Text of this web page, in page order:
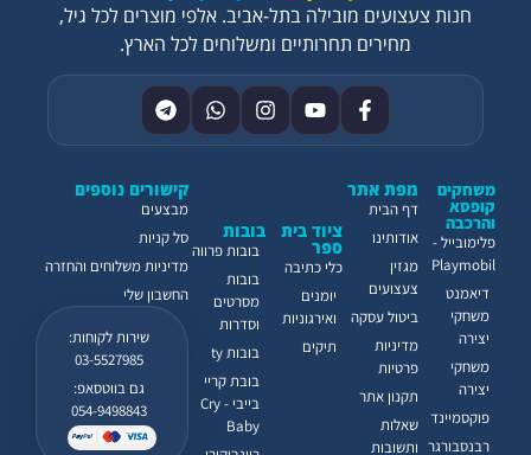
קישורים נוספים
מבצעים
סל קניות
מדיניות משלוחים והחזרה
החשבון שלי
שירות לקוחות:
03-5527985
גם בווטסאפ:
054-9498843
ציוד בית
ספר
כלי כתיבה
יומנים
ואירגוניות
תיקים
בובות
בובות פרווה
בובות
מסרטים
וסדרות
בובות ty
בובת קריי
בייבי - Cry
Baby
משחקים
קופסא
והרכבה
פלימובייל -
Playmobil
דיאמנט
משחקי
יצירה
משחקי
יצירה
פוקסמיינד
רבנסבורגר
מפת אתר
דף הבית
אודותינו
מגזין
צעצועים
ביטול עסקה
מדיניות
פרטיות
תקנון אתר
שאלות
ותשובות
חנות צעצועים מובילה בתל-אביב. אלפי מוצרים לכל גיל,
מחירים תחרותיים ומשלוחים לכל הארץ.